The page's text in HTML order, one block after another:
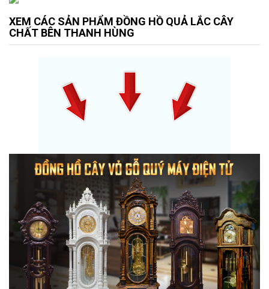
XEM CÁC SẢN PHẨM ĐỒNG HỒ QUẢ LẮC CÂY
CHẤT BÊN THANH HÙNG